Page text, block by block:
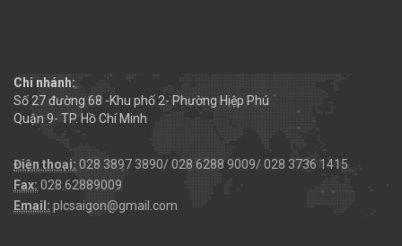
Chi nhánh:
Số 27 đường 68 -Khu phố 2- Phường Hiệp Phú
Quận 9- TP. Hồ Chí Minh
Điện thoại: 028 3897 3890/ 028 6288 9009/ 028 3736 1415
Fax: 028.62889009
Email: plcsaigon@gmail.com